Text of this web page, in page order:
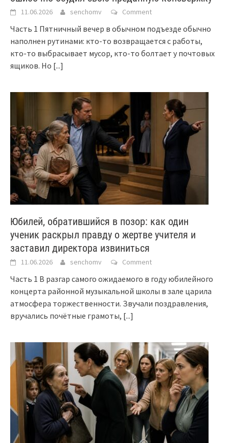
11.06.2026 senchomv Comment
Часть 1 Пятничный вечер в обычном подъезде обычно
наполнен рутинами: кто-то возвращается с работы,
кто-то выбрасывает мусор, кто-то болтает у почтовых
ящиков. Но [...]
Юбилей, обратившийся в позор: как один
ученик раскрыл правду о жертве учителя и
заставил директора извиниться
11.06.2026 senchomv Comment
Часть 1 В разгар самого ожидаемого в году юбилейного
концерта районной музыкальной школы в зале царила
атмосфера торжественности. Звучали поздравления,
вручались почётные грамоты, [...]